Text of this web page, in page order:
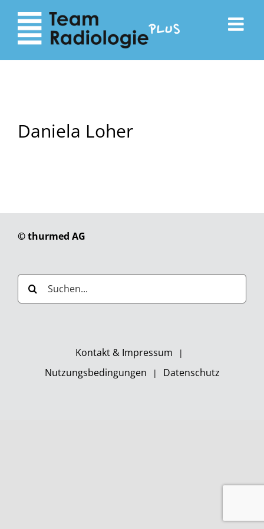
zum
Inhalt
Navigation
Daniela Loher
© thurmed AG
Suche
nach:
Kontakt & Impressum
Nutzungsbedingungen
Datenschutz